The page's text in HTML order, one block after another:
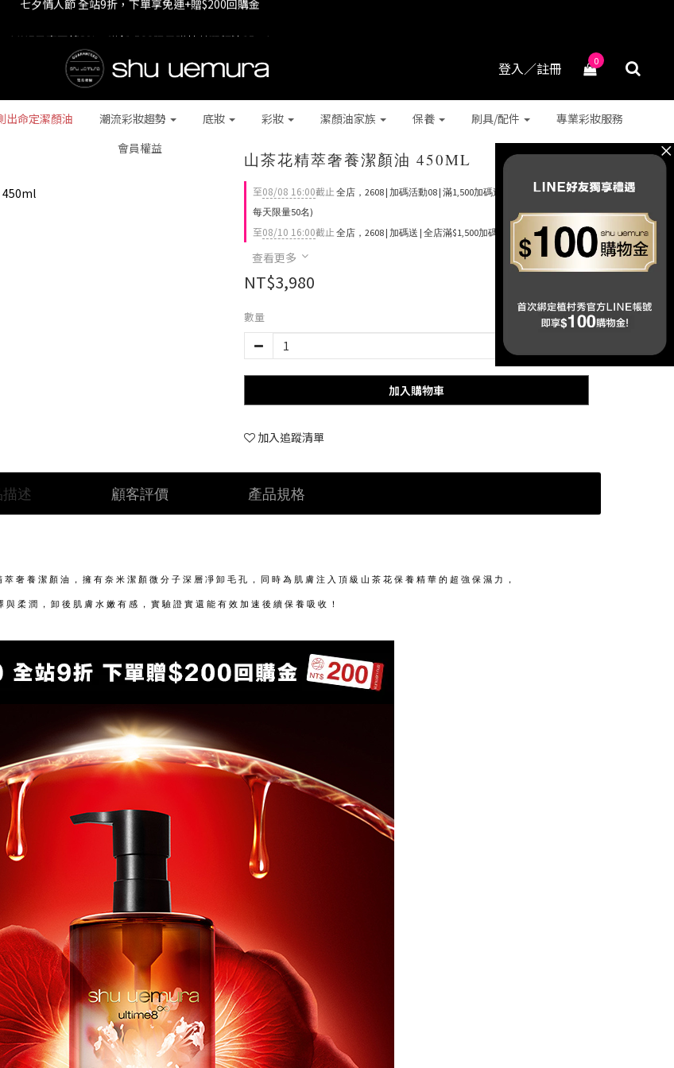
七夕情人節 全站9折，下單享免運+贈$200回購金
登入／註冊 0
出命定潔顏油 潮流彩妝趨勢 底妝 彩妝 潔顏油家族 保養 刷具/配件
專業彩妝服務
會員權益
山茶花精萃奢養潔顏油 450ML
至08/08 16:00截止 全店，2608 | 加碼活動08 | 滿1,500加碼送 抹茶潔顏油15ml (*
每天限量50名)
至08/10 16:00截止 全店，2608 | 加碼送 | 全店滿$1,500加碼送5件明星禮
查看更多
NT$3,980
數量
加入購物車
加入追蹤清單
述 顧客評價 產品規格
奢養潔顏油，擁有奈米潔顏微分子深層凈卸毛孔，同時為肌膚注入頂級山茶花保養精華的超強保濕力，
與柔潤，卸後肌膚水嫩有感，實驗證實還能有效加速後續保養吸收！